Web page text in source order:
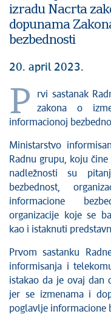
izradu Nacrta
dopunama
bezbednosti
20. april 2023.
P
rvi sastanak
zakona o
informacionoj
Ministarstvo
Radnu grupu, koju
nadležnosti su
bezbednost,
informacione
organizacije koje se
kao i istaknuti
Prvom sastanku
informisanja i
istakao da je ovaj dan
jer se izmenama i
poglavlje informacione